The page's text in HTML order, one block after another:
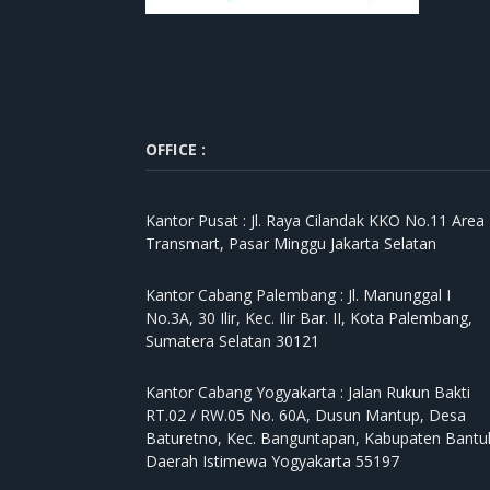
OFFICE :
Kantor Pusat : Jl. Raya Cilandak KKO No.11 Area
Transmart, Pasar Minggu Jakarta Selatan
Kantor Cabang Palembang : Jl. Manunggal I
No.3A, 30 Ilir, Kec. Ilir Bar. II, Kota Palembang,
Sumatera Selatan 30121
Kantor Cabang Yogyakarta : Jalan Rukun Bakti
RT.02 / RW.05 No. 60A, Dusun Mantup, Desa
Baturetno, Kec. Banguntapan, Kabupaten
Daerah Istimewa Yogyakarta 55197